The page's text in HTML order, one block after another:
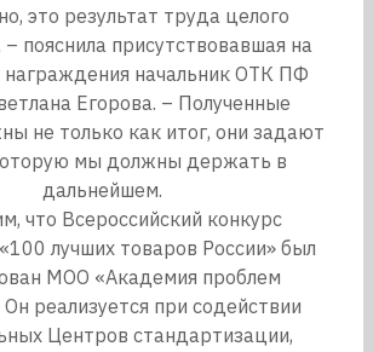
это результат труда целого
– пояснила присутствовавшая на
начальник ОТК ПФ
Егорова. – Полученные
не только как итог, они задают
мы должны держать в
дальнейшем.
что Всероссийский конкурс
лучших товаров России» был
МОО «Академия проблем
Он реализуется при содействии
Центров стандартизации,